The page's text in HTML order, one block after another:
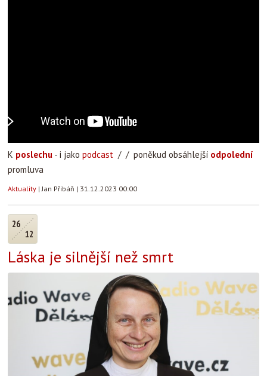
K poslechu - i jako podcast / / poněkud obsáhlejší odpolední
promluva
Aktuality |Jan Přibáň | 31.12.2023 00:00
26
12
Láska je silnější než smrt